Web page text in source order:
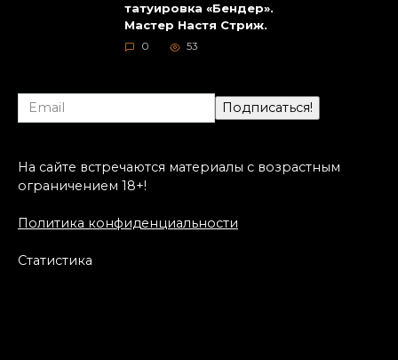
татуировка «Бендер».
Мастер Настя Стриж.
0 53
На сайте встречаются материалы с возрастным
ограничением 18+!
Политика конфиденциальности
Статистика